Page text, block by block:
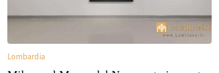
Lombardia